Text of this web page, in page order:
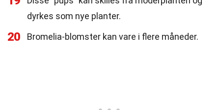
dyrkes som nye planter.
20 Bromelia-blomster kan vare i flere måneder.